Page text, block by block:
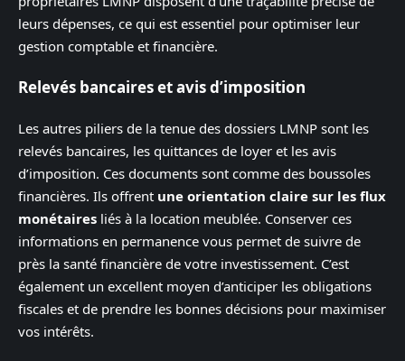
leurs dépenses, ce qui est essentiel pour optimiser leur
gestion comptable et financière.
Relevés bancaires et avis d’imposition
Les autres piliers de la tenue des dossiers LMNP sont les
relevés bancaires, les quittances de loyer et les avis
d’imposition. Ces documents sont comme des boussoles
financières. Ils offrent une orientation claire sur les flux
monétaires liés à la location meublée. Conserver ces
informations en permanence vous permet de suivre de
près la santé financière de votre investissement. C’est
également un excellent moyen d’anticiper les obligations
fiscales et de prendre les bonnes décisions pour maximiser
vos intérêts.